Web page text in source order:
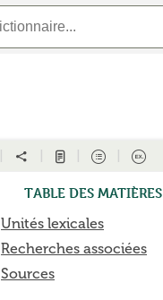
Table des matières
Unités lexicales
Recherches associées
Sources